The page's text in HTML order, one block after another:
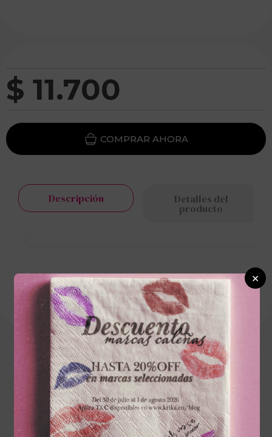
$ 11.700
Descripción Detalles del
producto
Cargando el resumen…
Por favor, inicia sesión para escribir un
comentario.
×